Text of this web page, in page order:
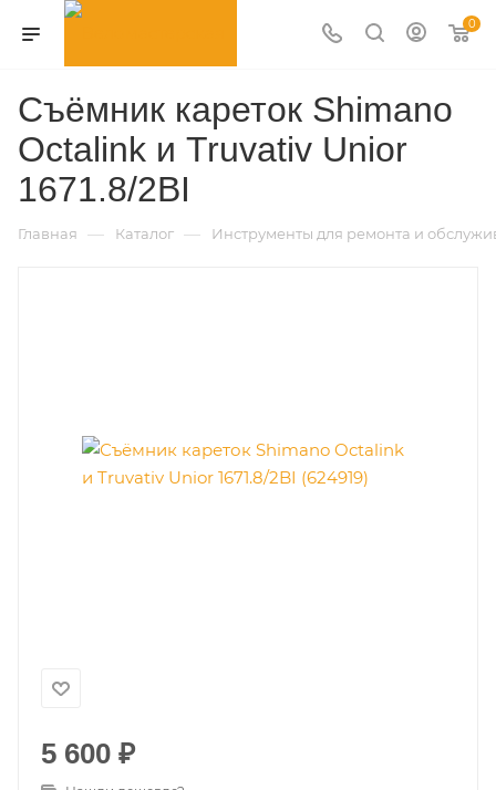
0
Съёмник кареток Shimano
Octalink и Truvativ Unior
1671.8/2BI
Главная — Каталог — Инструменты для ремонта и
5 600 ₽